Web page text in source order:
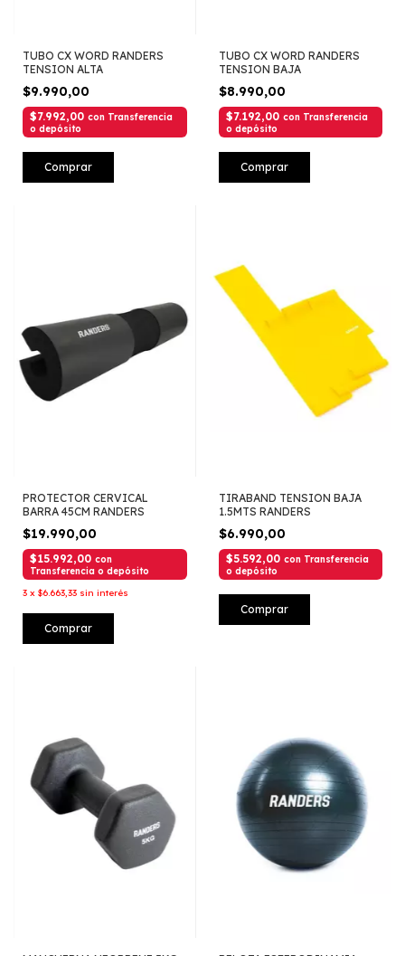
TUBO CX WORD RANDERS
TENSION ALTA
$9.990,00
$7.992,00 con Transferencia
o depósito
Comprar
TUBO CX WORD RANDERS
TENSION BAJA
$8.990,00
$7.192,00 con Transferencia
o depósito
Comprar
PROTECTOR CERVICAL
BARRA 45CM RANDERS
$19.990,00
$15.992,00 con
Transferencia o depósito
3 x $6.663,33 sin interés
Comprar
TIRABAND TENSION BAJA
1.5MTS RANDERS
$6.990,00
$5.592,00 con Transferencia
o depósito
Comprar